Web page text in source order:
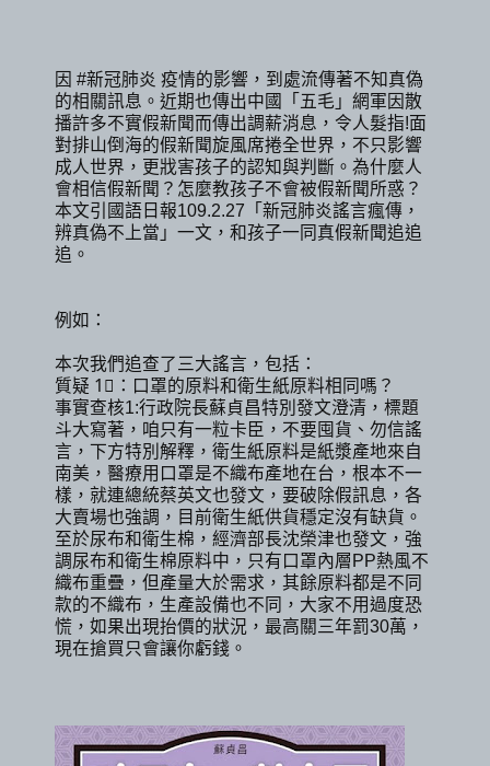
因 #新冠肺炎 疫情的影響，到處流傳著不知真偽
的相關訊息。近期也傳出中國「五毛」網軍因散
播許多不實假新聞而傳出調薪消息，令人髮指!面
對排山倒海的假新聞旋風席捲全世界，不只影響
成人世界，更戕害孩子的認知與判斷。為什麼人
會相信假新聞？怎麼教孩子不會被假新聞所惑？
本文引國語日報109.2.27「新冠肺炎謠言瘋傳，
辨真偽不上當」一文，和孩子一同真假新聞追追
追。
例如：
本次我們追查了三大謠言，包括：
質疑 1⃣：口罩的原料和衛生紙原料相同嗎？
事實查核1:行政院長蘇貞昌特別發文澄清，標題
斗大寫著，咱只有一粒卡臣，不要囤貨、勿信謠
言，下方特別解釋，衛生紙原料是紙漿產地來自
南美，醫療用口罩是不織布產地在台，根本不一
樣，就連總統蔡英文也發文，要破除假訊息，各
大賣場也強調，目前衛生紙供貨穩定沒有缺貨。
至於尿布和衛生棉，經濟部長沈榮津也發文，強
調尿布和衛生棉原料中，只有口罩內層PP熱風不
織布重疊，但產量大於需求，其餘原料都是不同
款的不織布，生產設備也不同，大家不用過度恐
慌，如果出現抬價的狀況，最高關三年罰30萬，
現在搶買只會讓你虧錢。